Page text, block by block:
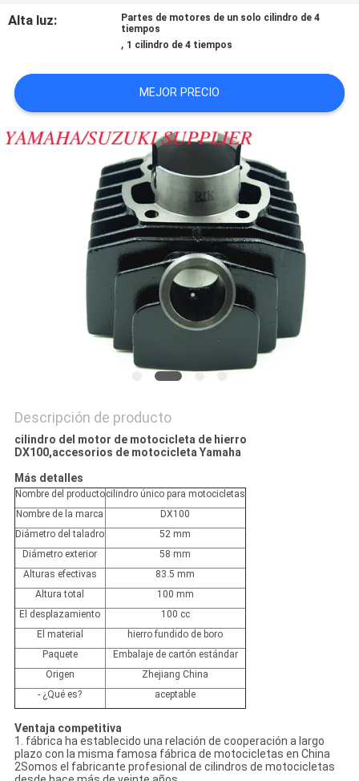
PIDA
CITA
MAPA
PRIVACY
Alta luz:
Partes de motores de un solo cilindro de 4
tiempos
, 1 cilindro de 4 tiempos
MEJOR PRECIO
Descripción de producto
cilindro del motor de motocicleta de hierro
DX100,accesorios de motocicleta Yamaha
Más detalles
Nombre del productocilindro único para motocicletas
Nombre de la marca
DX100
Diámetro del taladro
52 mm
Diámetro exterior
58 mm
Alturas efectivas
83.5 mm
Altura total
100 mm
El desplazamiento
100 cc
El material
hierro fundido de boro
Paquete
Embalaje de cartón estándar
Origen
Zhejiang China
- ¿Qué es?
aceptable
Ventaja competitiva
1. fábrica ha establecido una relación de cooperación a largo
plazo con la misma famosa fábrica de motocicletas en China
2Somos el fabricante profesional de cilindros de motocicletas